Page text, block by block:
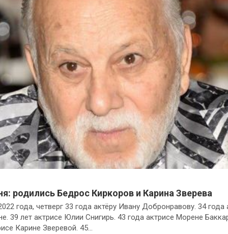
родились Бедрос Киркоров и Карина Зверева
года, четверг 33 года актёру Ивану Добронравову. 34 года
39 лет актрисе Юлии Снигирь. 43 года актрисе Морене
Карине Зверевой. 45…